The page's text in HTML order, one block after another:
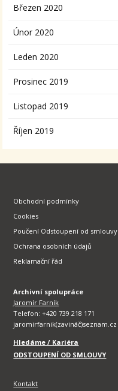
Březen 2020
Únor 2020
Leden 2020
Prosinec 2019
Listopad 2019
Říjen 2019
Obchodní podmínky
Cookies
Poučení Odstoupení od smlouvy
Ochrana osobních údajů
Reklamační řád
Archivní spolupráce
Jaromír Farník
Telefon: +420 739 218 171
jaromirfarnik(zavináč)seznam.cz
Hledáme / Kariéra
ODSTOUPENÍ OD SMLOUVY
Kontakt